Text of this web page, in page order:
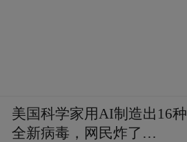
美国科学家用AI制造出16种
全新病毒，网民炸了…